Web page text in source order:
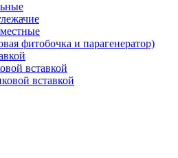
фитобочка и парагенератор)
вставкой
вставкой